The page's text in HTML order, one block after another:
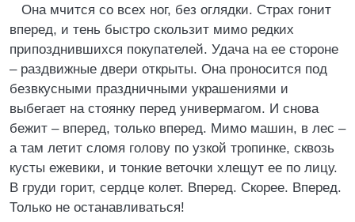
Она мчится со всех ног, без оглядки. Страх гонит
вперед, и тень быстро скользит мимо редких
припозднившихся покупателей. Удача на ее стороне
– раздвижные двери открыты. Она проносится под
безвкусными праздничными украшениями и
выбегает на стоянку перед универмагом. И снова
бежит – вперед, только вперед. Мимо машин, в лес –
а там летит сломя голову по узкой тропинке, сквозь
кусты ежевики, и тонкие веточки хлещут ее по лицу.
В груди горит, сердце колет. Вперед. Скорее. Вперед.
Только не останавливаться!